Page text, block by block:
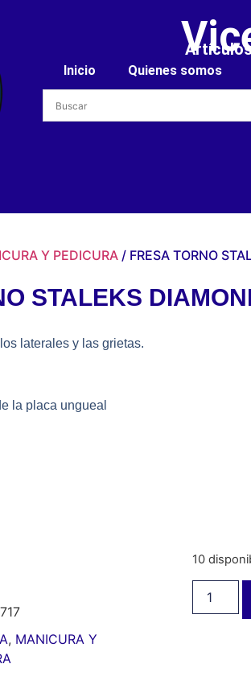
Inicio Quienes somos
Y PEDICURA/ FRESA TORNO
STALEKS
laterales y las grietas.
la placa ungueal
, MANICURA Y
10